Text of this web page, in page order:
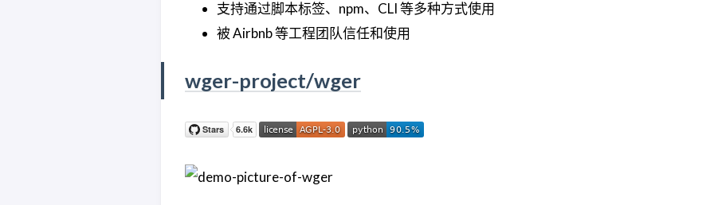
支持通过脚本标签、npm、CLI 等多种方式使用
被 Airbnb 等工程团队信任和使用
wger-project/wger